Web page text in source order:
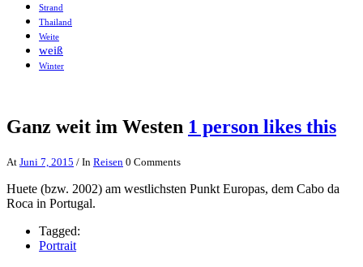
Strand
Thailand
Weite
weiß
Winter
Ganz weit im Westen 1 person likes this
At Juni 7, 2015 / In Reisen 0 Comments
Huete (bzw. 2002) am westlichsten Punkt Europas, dem Cabo da
Roca in Portugal.
Tagged:
Portrait